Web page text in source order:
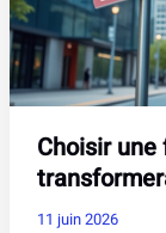
Choisir
11 juin 2026